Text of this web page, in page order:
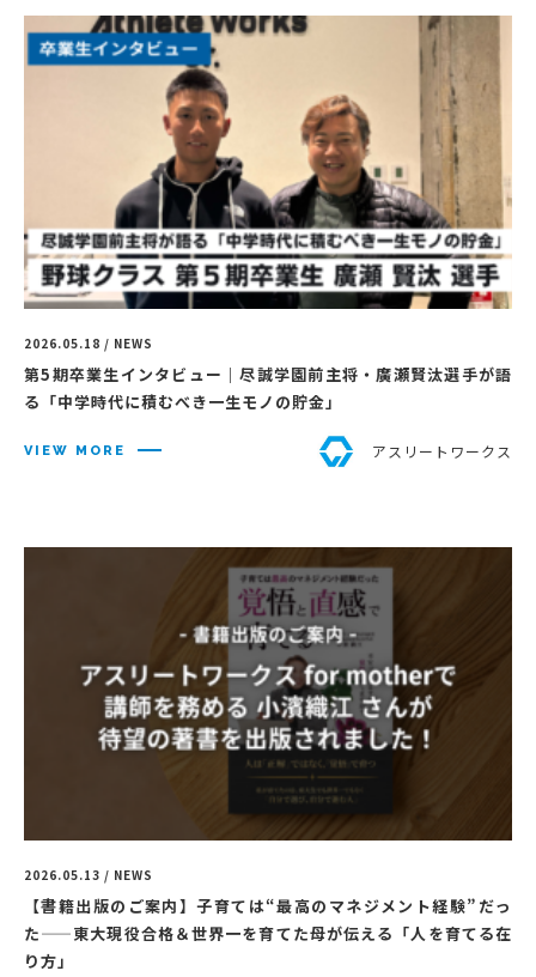
2026.05.18 / NEWS
第5期卒業生インタビュー｜尽誠学園前主将・廣瀬賢汰選手が語
る「中学時代に積むべき一生モノの貯金」
VIEW MORE アスリートワークス
2026.05.13 / NEWS
【書籍出版のご案内】子育ては“最高のマネジメント経験”だっ
た——東大現役合格＆世界一を育てた母が伝える「人を育てる在
り方」